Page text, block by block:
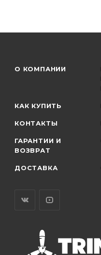
О КОМПАНИИ
КАК КУПИТЬ
КОНТАКТЫ
ГАРАНТИИ И
ВОЗВРАТ
ДОСТАВКА